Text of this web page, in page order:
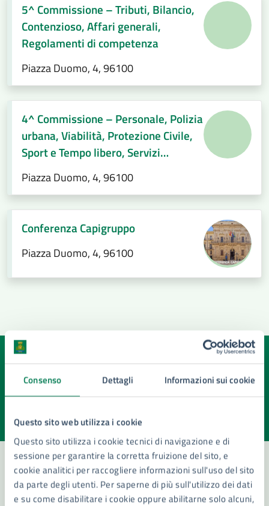
Consenso Dettagli Informazioni sui cookie
Questo sito web utilizza i cookie
Questo sito utilizza i cookie tecnici di navigazione e di
sessione per garantire la corretta fruizione del sito, e
cookie analitici per raccogliere informazioni sull'uso del sito
da parte degli utenti. Per saperne di più sull'utilizzo dei dati
e su come disabilitare i cookie oppure abilitarne solo alcuni,
5^ Commissione – Tributi, Bilancio,
Contenzioso, Affari generali,
Regolamenti di competenza
Piazza Duomo, 4, 96100
4^ Commissione – Personale, Polizia
urbana, Viabilità, Protezione Civile,
Sport e Tempo libero, Servizi
Demografici, Società partecipate,
Decentramento, Regolamenti di
competenza
Piazza Duomo, 4, 96100
Conferenza Capigruppo
Piazza Duomo, 4, 96100
pagina?
Valuta 5 stelle su 5
Valuta 4 stelle su 5
Valuta 3 stelle su 5
Valuta 2 stelle su 5
Valuta 1 stelle su 5
Contatta il comune